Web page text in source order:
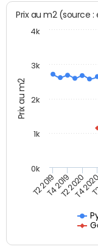
Prix au m2
Prix au m2
T2 2019T4 2019T2 2020
T4
0k
1k
2k
3k
4k